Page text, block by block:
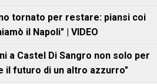
tornato per restare: piansi coi
il Napoli" | VIDEO
a Castel Di Sangro non solo per
il futuro di un altro azzurro"